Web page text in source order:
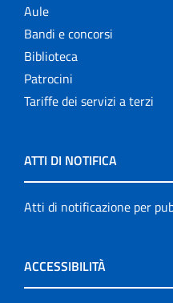
Aule
Bandi e concorsi
Biblioteca
Patrocini
Tariffe dei servizi a terzi
ATTI DI NOTIFICA
Atti di notificazione per
ACCESSIBILITÀ